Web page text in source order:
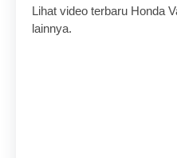
Lihat video terbaru Honda
lainnya.